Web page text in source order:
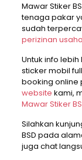
Mawar Stiker
tenaga pakar
sudah
perizinan usaha
Untuk info
sticker mobil
booking online
website kami,
Mawar Stiker
Silahkan
BSD pada
juga chat